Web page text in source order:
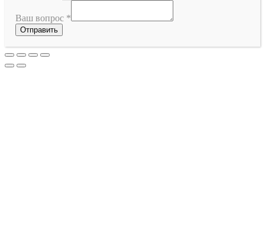
Ваш вопрос *
Отправить